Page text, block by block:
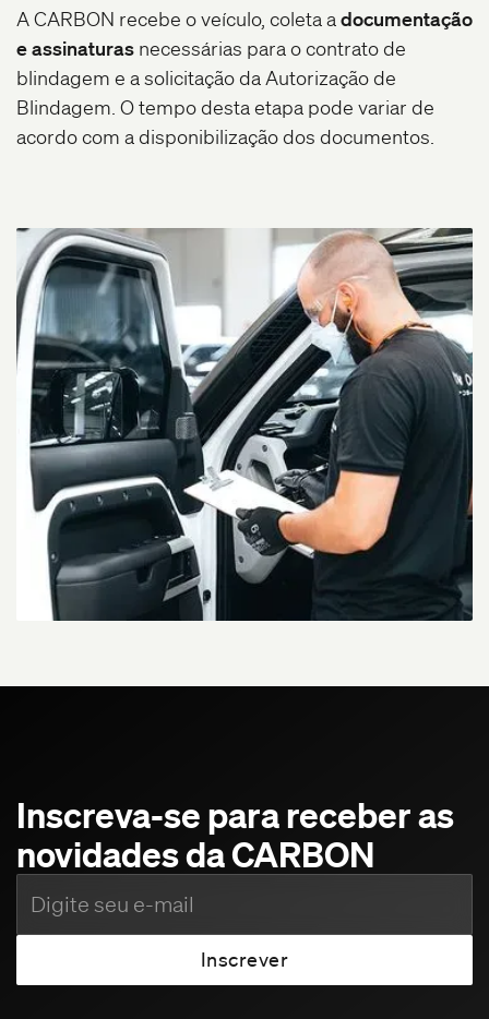
A CARBON recebe o veículo, coleta a documentação
e assinaturas necessárias para o contrato de
blindagem e a solicitação da Autorização de
Blindagem. O tempo desta etapa pode variar de
acordo com a disponibilização dos documentos.
Inscreva-se para receber as
novidades da CARBON